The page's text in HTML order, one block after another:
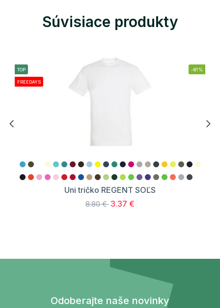
Súvisiace produkty
TOP
FREEDAYS
-61%
Uni tričko REGENT SOĽS
8.80 € 3.37 €
Odoberajte naše novinky